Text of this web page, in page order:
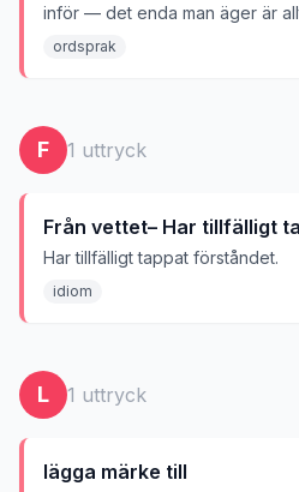
inför — det enda man äger är
ordsprak
F 1 uttryck
Från vettet– Har tillfälligt
Har tillfälligt tappat förståndet.
idiom
L 1 uttryck
lägga märke till